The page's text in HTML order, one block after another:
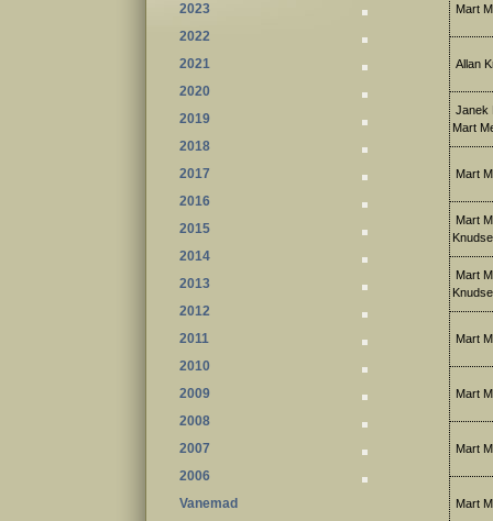
2023
2022
2021
2020
2019
2018
2017
2016
2015
2014
2013
2012
2011
2010
2009
2008
2007
2006
Vanemad
Mart
Allan
Janek
Mart
Mart
Mart
Mart
Mart
Mart
Mart
Mart